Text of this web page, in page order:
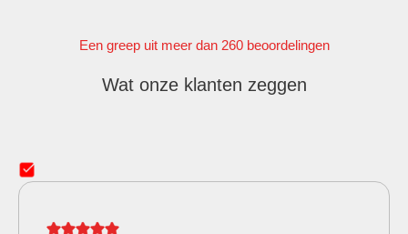
Een greep uit meer dan 260 beoordelingen
Wat onze klanten zeggen